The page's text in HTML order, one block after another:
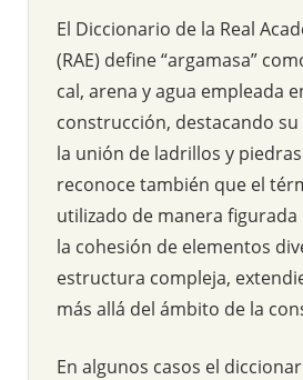
El Diccionario de la Real
(RAE) define “argamasa”
cal, arena y agua empleada
construcción, destacando
la unión de ladrillos y piedras.
reconoce también que el
utilizado de manera
la cohesión de elementos
estructura compleja,
más allá del ámbito de la
En algunos casos el